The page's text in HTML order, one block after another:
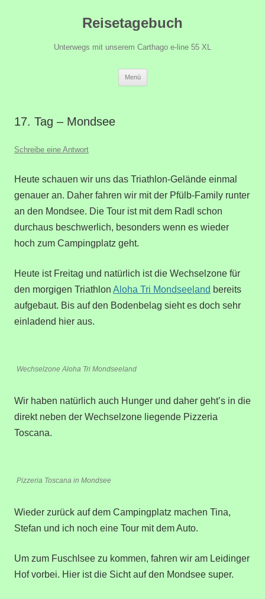
Reisetagebuch
Unterwegs mit unserem Carthago e-line 55 XL
Menü
17. Tag – Mondsee
Schreibe eine Antwort
Heute schauen wir uns das Triathlon-Gelände einmal
genauer an. Daher fahren wir mit der Pfülb-Family runter
an den Mondsee. Die Tour ist mit dem Radl schon
durchaus beschwerlich, besonders wenn es wieder
hoch zum Campingplatz geht.
Heute ist Freitag und natürlich ist die Wechselzone für
den morgigen Triathlon Aloha Tri Mondseeland bereits
aufgebaut. Bis auf den Bodenbelag sieht es doch sehr
einladend hier aus.
Wechselzone Aloha Tri Mondseeland
Wir haben natürlich auch Hunger und daher geht’s in die
direkt neben der Wechselzone liegende Pizzeria
Toscana.
Pizzeria Toscana in Mondsee
Wieder zurück auf dem Campingplatz machen Tina,
Stefan und ich noch eine Tour mit dem Auto.
Um zum Fuschlsee zu kommen, fahren wir am Leidinger
Hof vorbei. Hier ist die Sicht auf den Mondsee super.